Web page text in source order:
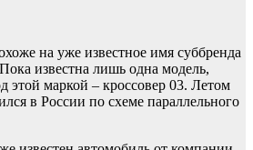
на уже известное имя суббренда
известна лишь одна модель,
этой маркой – кроссовер 03. Летом
в России по схеме параллельного